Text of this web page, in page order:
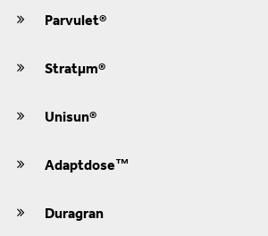
Parvulet®
Stratμm®
Unisun®
Adaptdose™
Duragran